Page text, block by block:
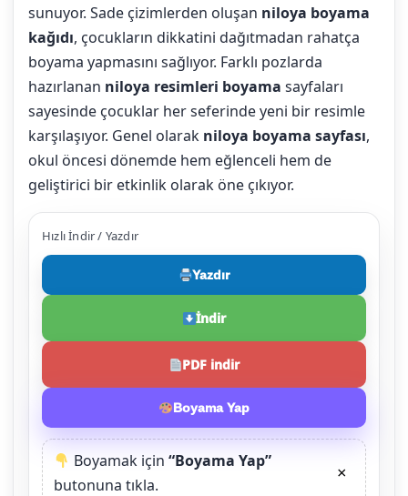
sunuyor. Sade çizimlerden oluşan niloya boyama
kağıdı, çocukların dikkatini dağıtmadan rahatça
boyama yapmasını sağlıyor. Farklı pozlarda
hazırlanan niloya resimleri boyama sayfaları
sayesinde çocuklar her seferinde yeni bir resimle
karşılaşıyor. Genel olarak niloya boyama sayfası,
okul öncesi dönemde hem eğlenceli hem de
geliştirici bir etkinlik olarak öne çıkıyor.
Hızlı İndir / Yazdır
Yazdır
İndir
PDF indir
Boyama Yap
Boyamak için“Boyama Yap”
butonuna tıkla.
×